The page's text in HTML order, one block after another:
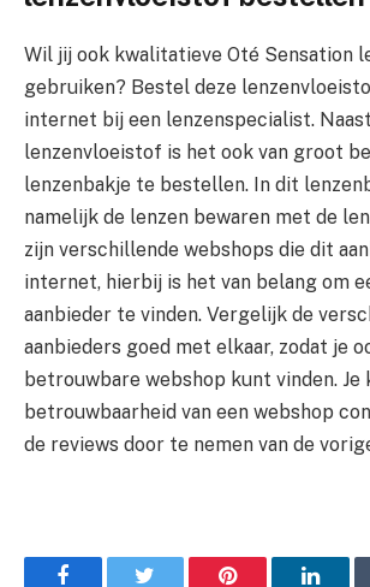
Wil jij ook kwalitatieve Oté Sensation
gebruiken? Bestel deze
internet bij een lenzenspecialist.
lenzenvloeistof is het ook van groot
lenzenbakje te bestellen. In dit
namelijk de lenzen bewaren met de
zijn verschillende webshops die dit
internet, hierbij is het van belang om
aanbieder te vinden. Vergelijk de
aanbieders goed met elkaar, zodat je
betrouwbare webshop kunt vinden. Je
betrouwbaarheid van een webshop
de reviews door te nemen van de
Facebook Pinterest